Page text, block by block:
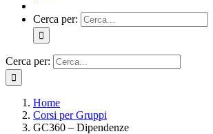
Cerca per:
Cerca per:
Home
Corsi per Gruppi
GC360 – Dipendenze